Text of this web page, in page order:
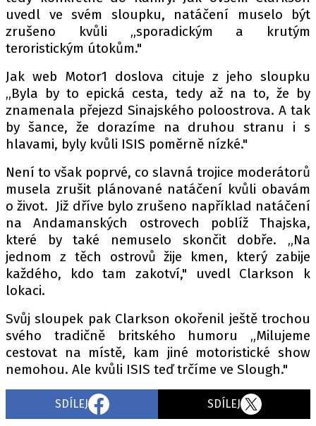
ETICKÝ KODEX
KONTAKT
INZERCE
OSOBNÍ ÚDAJE / COOKIES
Provozovatelem serveru autoroad.cz je
INCORP MEDIA GROUP s.r.o., IČ: 118 23 054
uvedl ve svém sloupku, natáčení muselo být
zrušeno kvůli „sporadickým a krutým
teroristickým útokům."
Jak web Motor1 doslova cituje z jeho sloupku
„Byla by to epická cesta, tedy až na to, že by
znamenala přejezd Sinajského poloostrova. A tak
by šance, že dorazíme na druhou stranu i s
hlavami, byly kvůli ISIS poměrně nízké."
Není to však poprvé, co slavná trojice moderátorů
musela zrušit plánované natáčení kvůli obavám
o život. Již dříve bylo zrušeno například natáčení
na Andamanských ostrovech poblíž Thajska,
které by také nemuselo skončit dobře. „Na
jednom z těch ostrovů žije kmen, který zabije
každého, kdo tam zakotví," uvedl Clarkson k
lokaci.
Svůj sloupek pak Clarkson okořenil ještě trochou
svého tradičně britského humoru „Milujeme
cestovat na místě, kam jiné motoristické show
nemohou. Ale kvůli ISIS teď trčíme ve Slough."
SDÍLEJ SDÍLEJ